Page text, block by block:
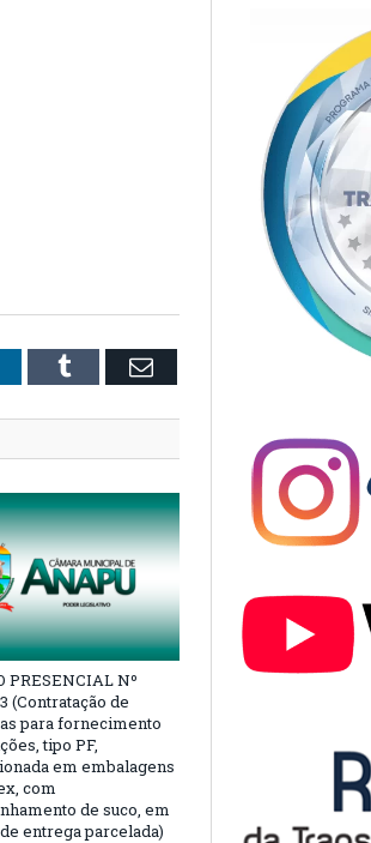
Tumblr Email
PRESENCIAL Nº
(Contratação de
para fornecimento
tipo PF,
em embalagens
com
de suco, em
entrega parcelada)